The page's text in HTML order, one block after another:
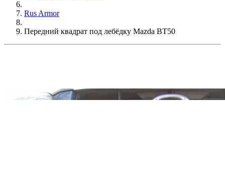
Rus Armor
Передний квадрат под лебёдку Mazda BT50